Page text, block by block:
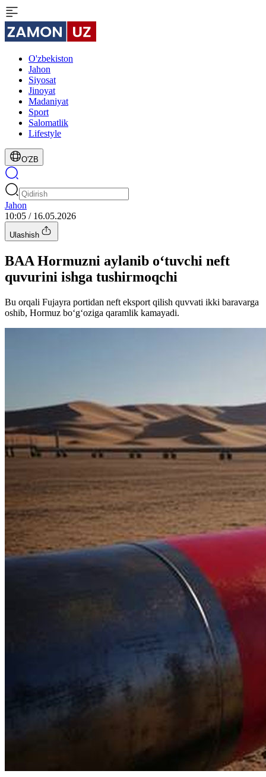
O'zbekiston
Jahon
Siyosat
Jinoyat
Madaniyat
Sport
Salomatlik
Lifestyle
O'ZB
Jahon
10:05 / 16.05.2026
Ulashish
BAA Hormuzni aylanib o‘tuvchi neft
quvurini ishga tushirmoqchi
Bu orqali Fujayra portidan neft eksport qilish quvvati ikki baravarga
oshib, Hormuz bo‘g‘oziga qaramlik kamayadi.